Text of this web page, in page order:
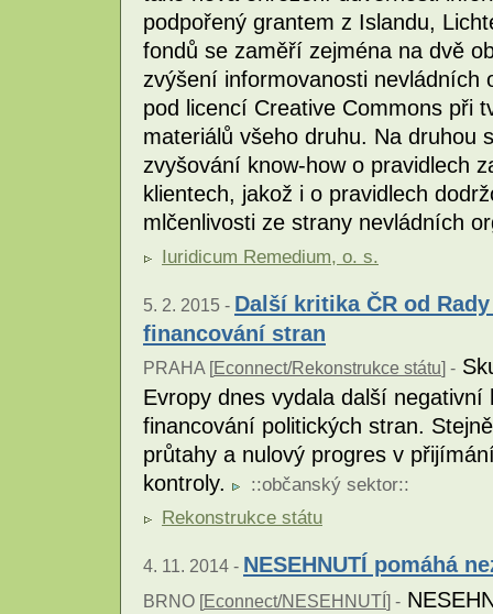
podpořený grantem z Islandu,
fondů se zaměří zejména na dvě
zvýšení informovanosti
pod licencí Creative Commons při
materiálů všeho druhu. Na druhou
zvyšování know-how o pravidlech
klientech, jakož i o pravidlech
mlčenlivosti ze strany nevládních
Iuridicum Remedium, o. s.
5. 2. 2015 - Další kritika ČR od
financování stran
PRAHA [Econnect/Rekonstrukce státu] -
Evropy dnes vydala další
financování politických stran.
průtahy a nulový progres v
kontroly.
::občanský sektor::
Rekonstrukce státu
4. 11. 2014 - NESEHNUTÍ pomáhá
BRNO [Econnect/NESEHNUTÍ ] -